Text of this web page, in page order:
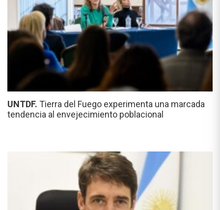
UNTDF. Tierra del Fuego experimenta una marcada
tendencia al envejecimiento poblacional